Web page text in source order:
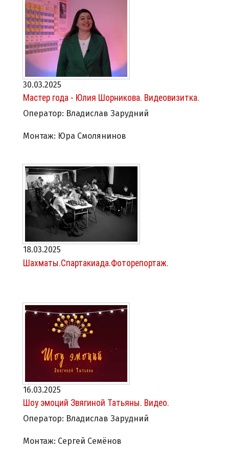
30.03.2025
Мастер года - Юлия Шорникова. Видеовизитка.
Оператор: Владислав Зарудний
Монтаж: Юра Смолянинов
18.03.2025
Шахматы.Спартакиада.Фоторепортаж.
16.03.2025
Шоу эмоций Звягиной Татьяны. Видео.
Оператор: Владислав Зарудний
Монтаж: Сергей Семёнов